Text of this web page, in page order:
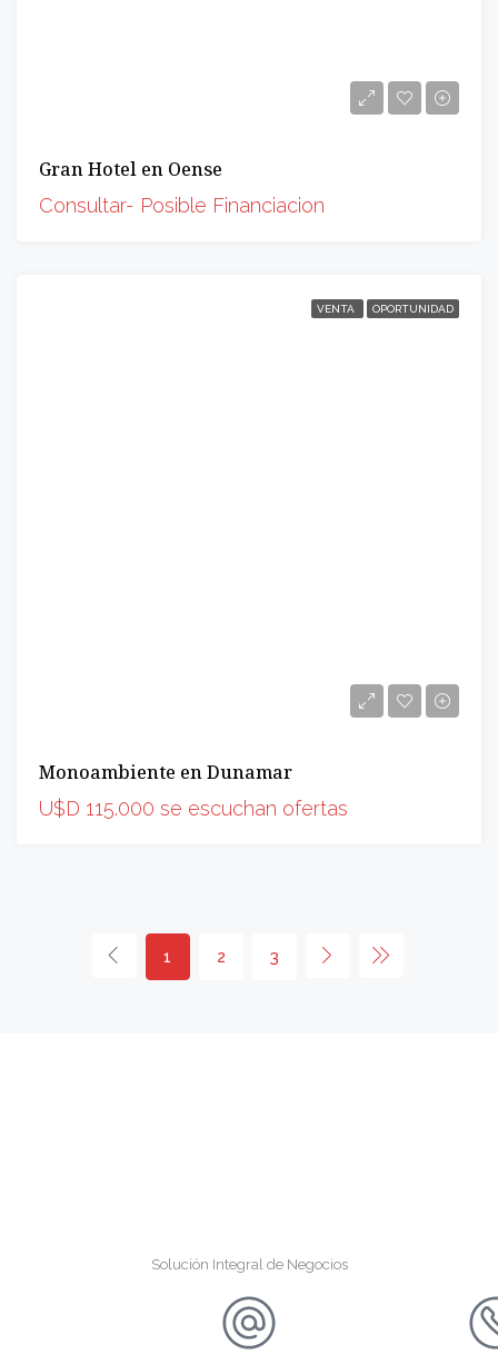
Gran Hotel en Oense
Consultar- Posible Financiacion
VENTA OPORTUNIDAD
Monoambiente en Dunamar
U$D 115.000 se escuchan ofertas
1 2 3
Solución Integral de Negocios